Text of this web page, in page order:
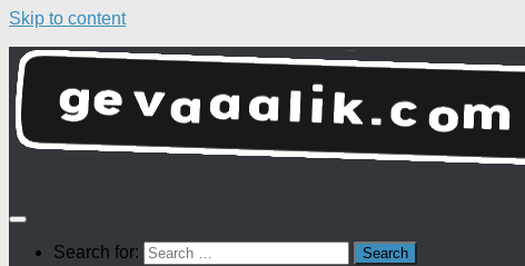
Skip to content
Search for: